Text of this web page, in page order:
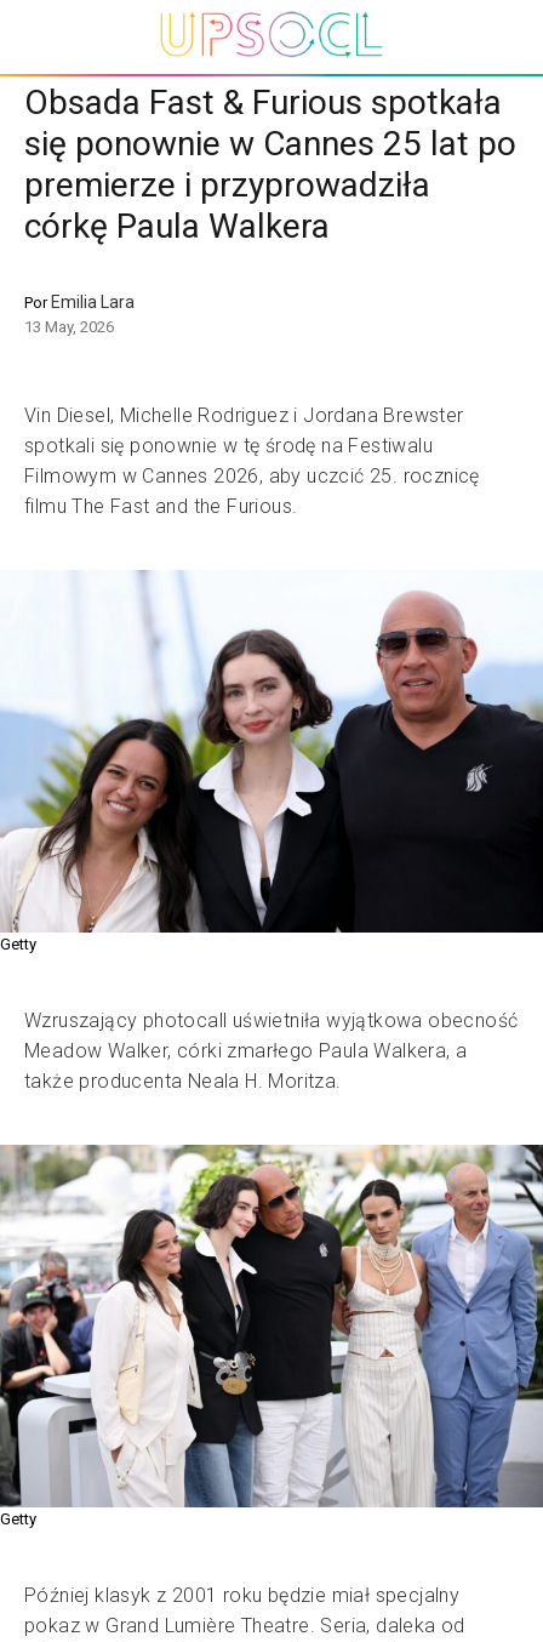
Obsada Fast & Furious spotkała
się ponownie w Cannes 25 lat po
premierze i przyprowadziła
córkę Paula Walkera
Por Emilia Lara
13 May, 2026
Vin Diesel, Michelle Rodriguez i Jordana Brewster
spotkali się ponownie w tę środę na Festiwalu
Filmowym w Cannes 2026, aby uczcić 25. rocznicę
filmu The Fast and the Furious.
Getty
Wzruszający photocall uświetniła wyjątkowa obecność
Meadow Walker, córki zmarłego Paula Walkera, a
także producenta Neala H. Moritza.
Getty
Później klasyk z 2001 roku będzie miał specjalny
pokaz w Grand Lumière Theatre. Seria, daleka od